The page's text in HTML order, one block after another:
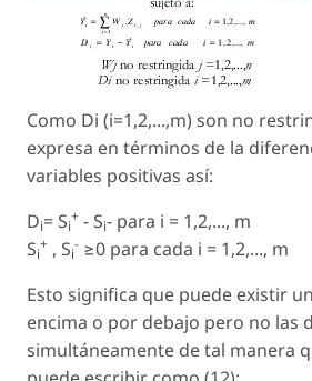
Como Di (i=1,2,...,m) son no
expresa en términos de la
variables positivas así:
Di= Si
+ - Si- para i = 1,2,..., m
Si
+ , Si
- ≥0 para cada i = 1,2,..., m
Esto significa que puede existir
encima o por debajo pero no las
simultáneamente de tal manera